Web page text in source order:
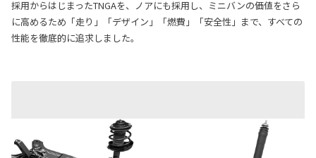
採用からはじまったTNGAを、ノアにも採用し、ミニバンの価値をさら
に高めるため「走り」「デザイン」「燃費」「安全性」まで、すべての
性能を徹底的に追求しました。